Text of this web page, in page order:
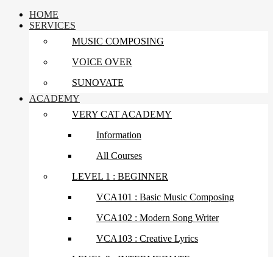
HOME
SERVICES
MUSIC COMPOSING
VOICE OVER
SUNOVATE
ACADEMY
VERY CAT ACADEMY
Information
All Courses
LEVEL 1 : BEGINNER
VCA101 : Basic Music Composing
VCA102 : Modern Song Writer
VCA103 : Creative Lyrics